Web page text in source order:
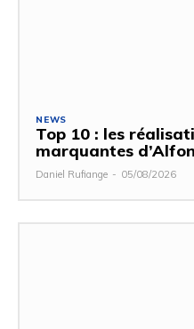
NEWS
Top 10 : les
marquantes
Daniel Rufiange - 05/08/2026